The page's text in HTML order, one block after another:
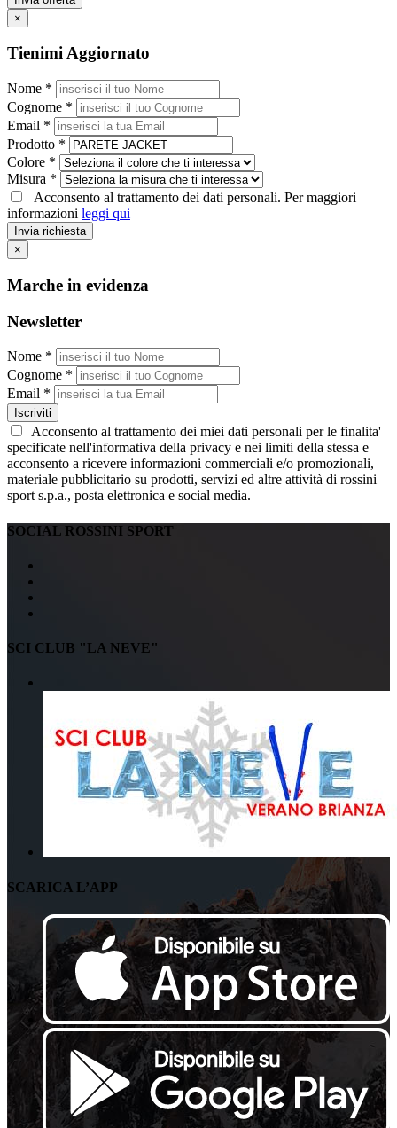
×
Tienimi Aggiornato
Nome *
Cognome *
Email *
Prodotto *
Colore *
Misura *
Acconsento al trattamento dei dati personali. Per maggiori
informazioni leggi qui
Invia richiesta
×
Marche in evidenza
Newsletter
Nome *
Cognome *
Email *
Iscriviti
Acconsento al trattamento dei miei dati personali per le finalita'
specificate nell'informativa della privacy e nei limiti della stessa e
acconsento a ricevere informazioni commerciali e/o promozionali,
materiale pubblicitario su prodotti, servizi ed altre attività di rossini
sport s.p.a., posta elettronica e social media.
SOCIAL ROSSINI SPORT
SCI CLUB "LA NEVE"
SCARICA L’APP